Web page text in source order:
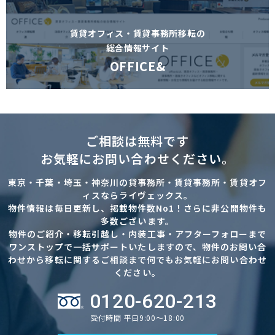
賃貸オフィス・賃貸事務所移転の
総合情報サイト
OFFICE&
ご相談は無料です
お気軽にお問い合わせください。
東京・千葉・埼玉・神奈川の貸事務所・賃貸事務所・賃貸オフ
ィスならライヴェックス。
物件情報は毎日更新し、掲載物件数No1！さらに非公開物件も
多数ございます。
物件のご紹介・移転引越し・内装工事・アフターフォローまで
ワンストップで一括サポートいたしますので、物件のお問い合
わせから移転に関するご相談まで何でもお気軽にお問い合わせ
ください。
0120-620-213
受付時間 平日9:00～18:00